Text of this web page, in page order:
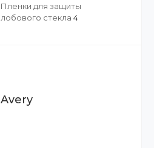
Пленки для защиты
лобового стекла 4
Avery